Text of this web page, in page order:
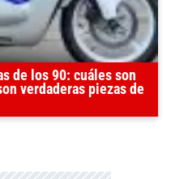
de los 90: cuáles son
verdaderas piezas de